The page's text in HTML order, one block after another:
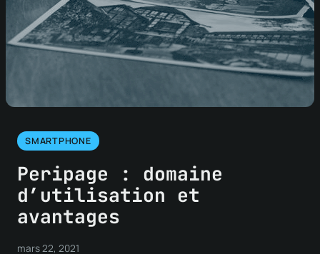
SMARTPHONE
Peripage : domaine
d’utilisation et
avantages
mars 22, 2021